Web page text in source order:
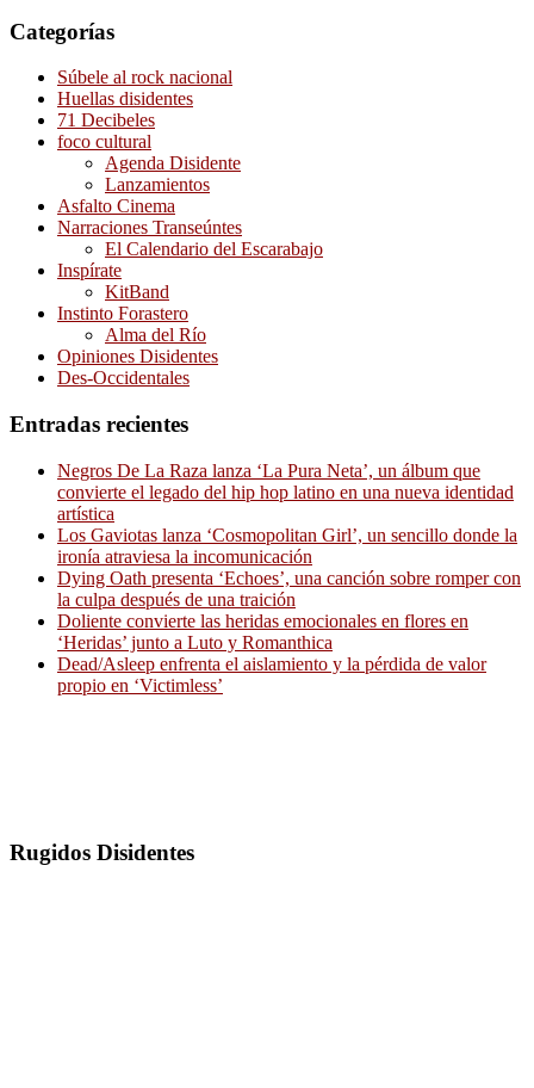
Categorías
Súbele al rock nacional
Huellas disidentes
71 Decibeles
foco cultural
Agenda Disidente
Lanzamientos
Asfalto Cinema
Narraciones Transeúntes
El Calendario del Escarabajo
Inspírate
KitBand
Instinto Forastero
Alma del Río
Opiniones Disidentes
Des-Occidentales
Entradas recientes
Negros De La Raza lanza ‘La Pura Neta’, un álbum que
convierte el legado del hip hop latino en una nueva identidad
artística
Los Gaviotas lanza ‘Cosmopolitan Girl’, un sencillo donde la
ironía atraviesa la incomunicación
Dying Oath presenta ‘Echoes’, una canción sobre romper con
la culpa después de una traición
Doliente convierte las heridas emocionales en flores en
‘Heridas’ junto a Luto y Romanthica
Dead/Asleep enfrenta el aislamiento y la pérdida de valor
propio en ‘Victimless’
Rugidos Disidentes